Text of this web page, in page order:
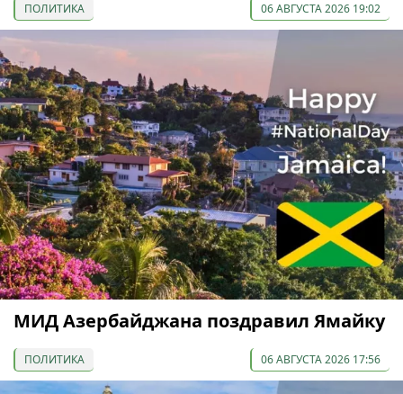
ПОЛИТИКА 06 АВГУСТА 2026 19:02
МИД Азербайджана поздравил Ямайку
ПОЛИТИКА 06 АВГУСТА 2026 17:56